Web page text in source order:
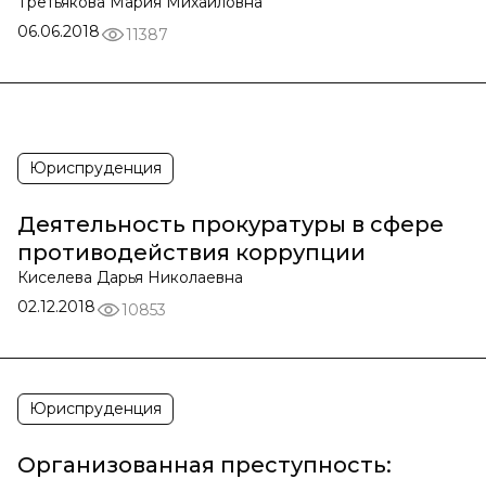
06.06.2018
11387
Юриспруденция
Деятельность прокуратуры в сфере
противодействия коррупции
Киселева Дарья Николаевна
02.12.2018
10853
Юриспруденция
Организованная преступность: